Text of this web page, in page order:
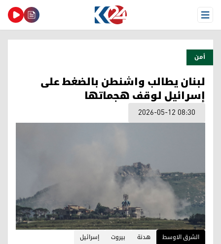
Open Menu
أمن
لبنان يطالب واشنطن بالضغط على
إسرائيل لوقف هجماتها
2026-05-12 08:30
الشرق الاوسط هدنة بيروت إسرائيل